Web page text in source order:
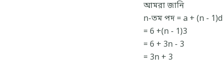
আমরা জানি
n-তম পদ = a + (n - 1)d
= 6 +(n - 1)3
= 6 + 3n - 3
= 3n + 3